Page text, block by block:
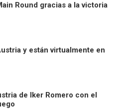
Round gracias a la victoria
y están virtualmente en
de Iker Romero con el